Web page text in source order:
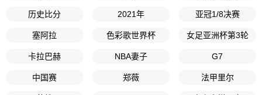
历史比分 2021年 亚冠1/8决赛
塞阿拉 色彩歌世界杯 女足亚洲杯第3轮
卡拉巴赫 NBA妻子 G7
中国赛 郑薇 法甲里尔